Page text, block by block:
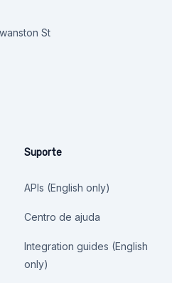
St
Suporte
APIs (English only)
Centro de ajuda
Integration guides (English
only)